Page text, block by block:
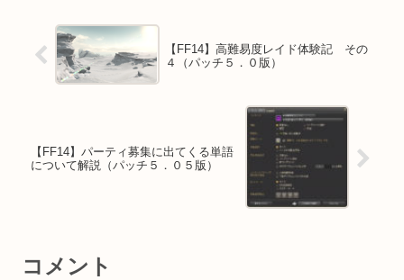
【FF14】高難易度レイド体験記 その
４（パッチ５．０版）
【FF14】パーティ募集に出てくる単語
について解説（パッチ５．０５版）
コメント